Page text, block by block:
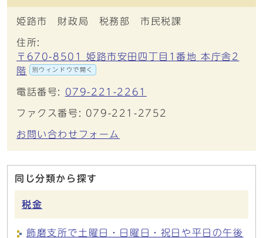
姫路市 財政局 税務部 市民税課
住所:
〒670-8501 姫路市安田四丁目1番地 本庁舎2
階
別ウィンドウで開く
電話番号: 079-221-2261
ファクス番号: 079-221-2752
お問い合わせフォーム
同じ分類から探す
税金
飾磨支所で土曜日・日曜日・祝日や平日の午後